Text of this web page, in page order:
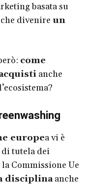
basata su
divenire un
come
anche
europea vi è
tutela dei
la Commissione Ue
disciplinaanche